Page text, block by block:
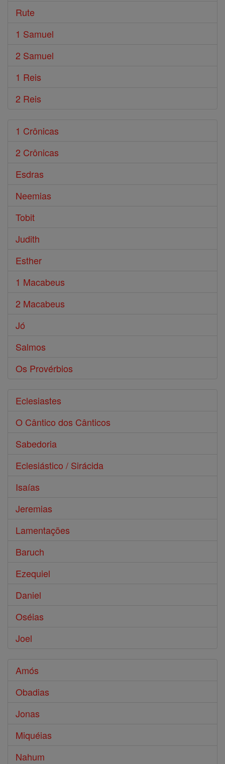
Rute
1 Samuel
2 Samuel
1 Reis
2 Reis
1 Crônicas
2 Crônicas
Esdras
Neemias
Tobit
Judith
Esther
1 Macabeus
2 Macabeus
Jó
Salmos
Os Provérbios
Eclesiastes
O Cântico dos Cânticos
Sabedoria
Eclesiástico / Sirácida
Isaías
Jeremias
Lamentações
Baruch
Ezequiel
Daniel
Oséias
Joel
Amós
Obadias
Jonas
Miquéias
Nahum